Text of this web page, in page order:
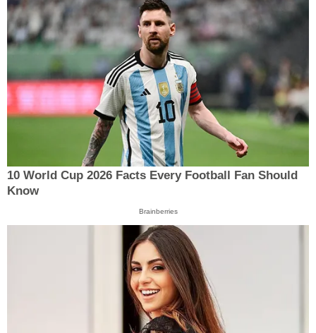
10 World Cup 2026 Facts Every Football Fan Should
Know
Brainberries